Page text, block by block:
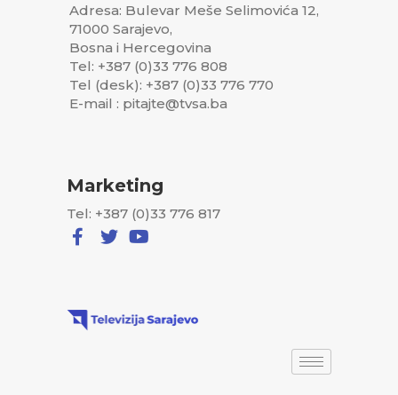
Adresa: Bulevar Meše Selimovića 12,
71000 Sarajevo,
Bosna i Hercegovina
Tel: +387 (0)33 776 808
Tel (desk): +387 (0)33 776 770
E-mail : pitajte@tvsa.ba
Marketing
Tel: +387 (0)33 776 817